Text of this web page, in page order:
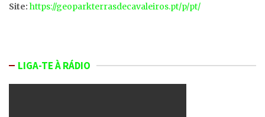
Site: https://geoparkterrasdecavaleiros.pt/p/pt/
LIGA-TE À RÁDIO